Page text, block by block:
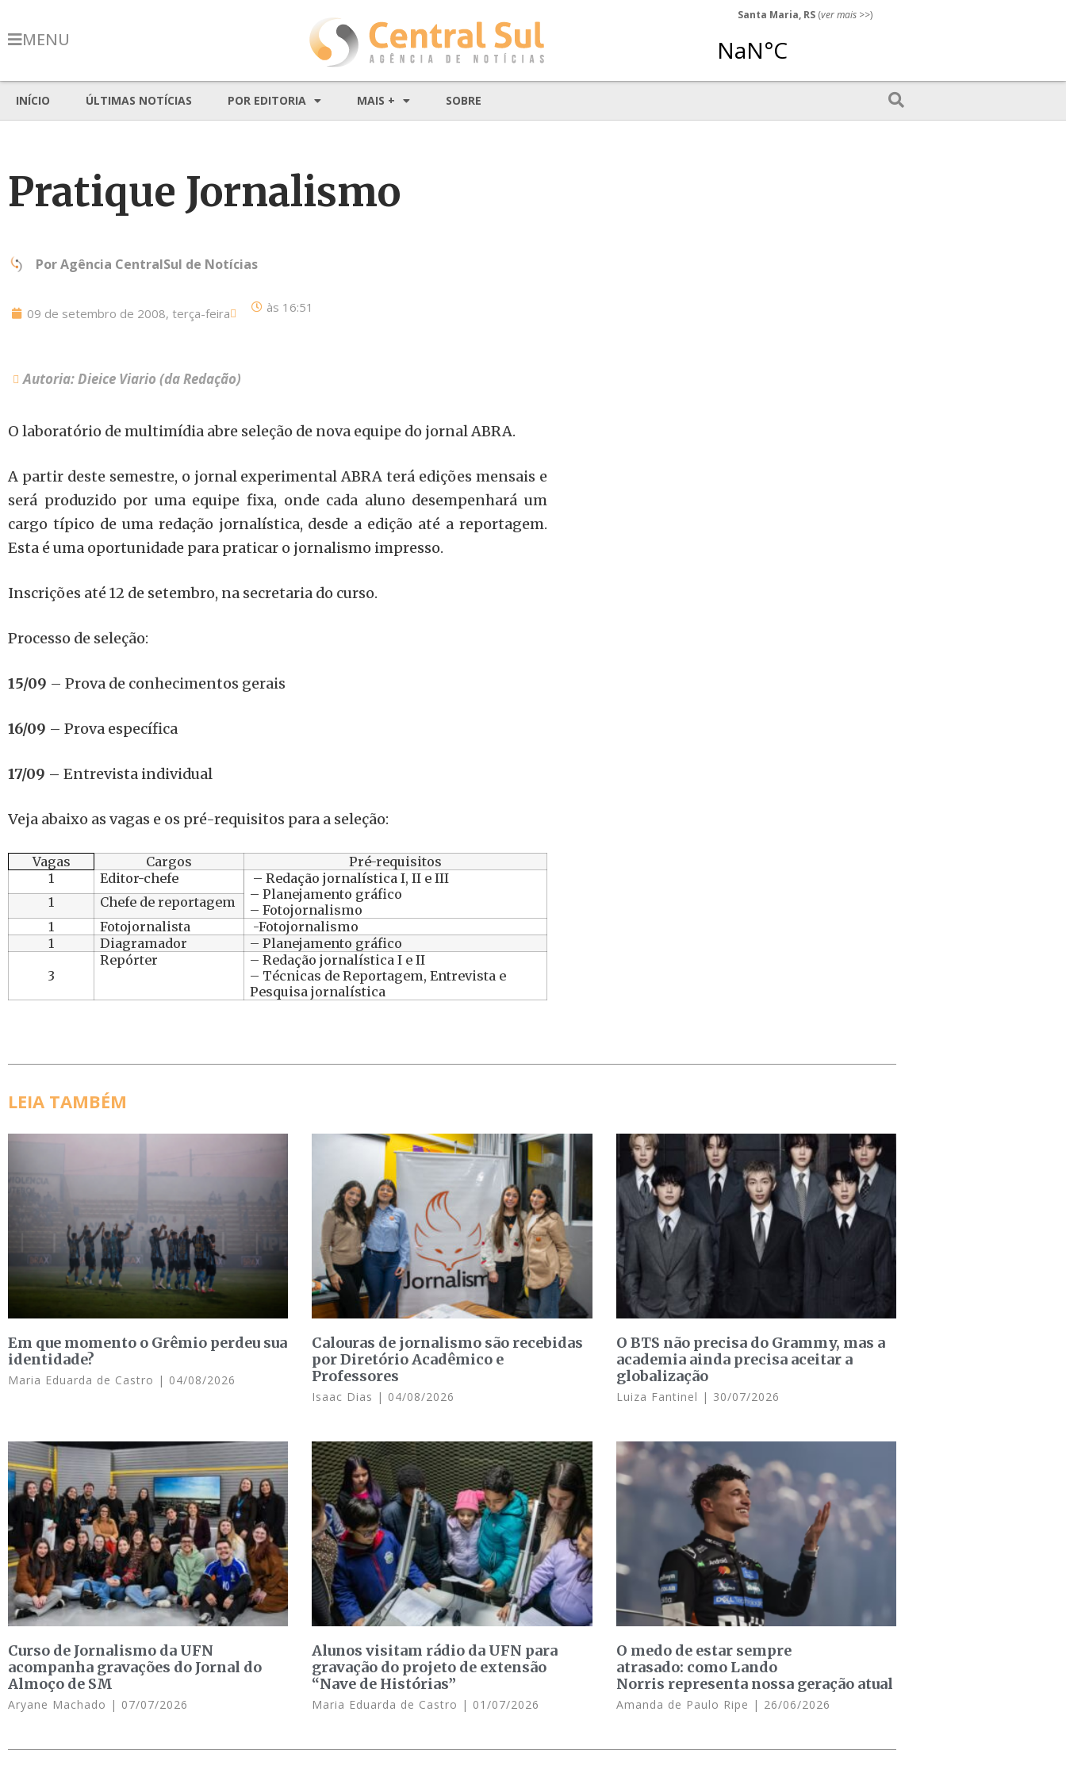
MENU
Santa Maria, RS (ver mais >>)
INÍCIO ÚLTIMAS NOTÍCIAS POR EDITORIA MAIS + SOBRE
Pratique Jornalismo
PorAgência CentralSul de Notícias
09 de setembro de 2008, terça-feira às 16:51
Autoria: Dieice Viario (da Redação)
O laboratório de multimídia abre seleção de nova equipe do jornal ABRA.
A partir deste semestre, o jornal experimental ABRA terá edições mensais e
será produzido por uma equipe fixa, onde cada aluno desempenhará um
cargo típico de uma redação jornalística, desde a edição até a reportagem.
Esta é uma oportunidade para praticar o jornalismo impresso.
Inscrições até 12 de setembro, na secretaria do curso.
Processo de seleção:
15/09 – Prova de conhecimentos gerais
16/09 – Prova específica
17/09 – Entrevista individual
Veja abaixo as vagas e os pré-requisitos para a seleção:
Vagas Cargos
Pré-requisitos
1
Editor-chefe
– Redação jornalística I, II e III
– Planejamento gráfico
– Fotojornalismo
1
Chefe de reportagem
1
Fotojornalista
-Fotojornalismo
1
Diagramador – Planejamento gráfico
3
Repórter
– Redação jornalística I e II
– Técnicas de Reportagem, Entrevista e
Pesquisa jornalística
LEIA TAMBÉM
Em que momento o Grêmio perdeu sua
identidade?
Maria Eduarda de Castro 04/08/2026
Calouras de jornalismo são recebidas
por Diretório Acadêmico e
Professores
Isaac Dias 04/08/2026
O BTS não precisa do Grammy, mas a
academia ainda precisa aceitar a
globalização
Luiza Fantinel 30/07/2026
Curso de Jornalismo da UFN
acompanha gravações do Jornal do
Almoço de SM
Aryane Machado 07/07/2026
Alunos visitam rádio da UFN para
gravação do projeto de extensão
“Nave de Histórias”
Maria Eduarda de Castro 01/07/2026
O medo de estar sempre
atrasado: como Lando
Norris representa nossa geração atual
Amanda de Paulo Ripe 26/06/2026